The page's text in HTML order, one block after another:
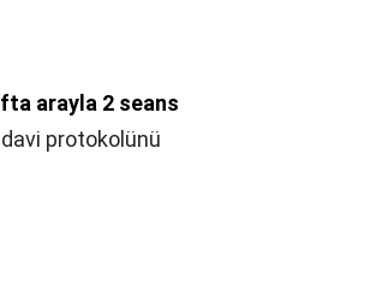
arayla 2 seans
protokolünü